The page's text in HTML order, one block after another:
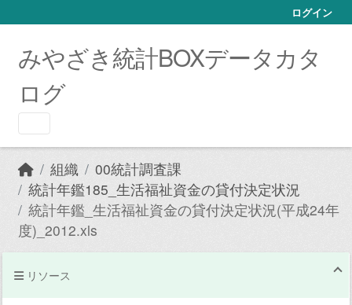
ログイン
みやざき統計BOXデータカタ
ログ
組織
00統計調査課
統計年鑑185_生活福祉資金の貸付決定状況
統計年鑑_生活福祉資金の貸付決定状況(平成24年
度)_2012.xls
リソース